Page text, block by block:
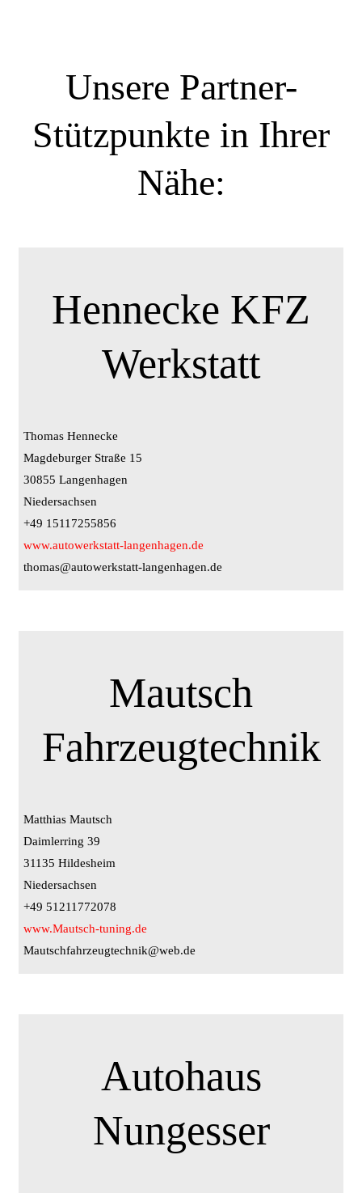
Unsere Partner-
Stützpunkte in Ihrer
Nähe:
Hennecke KFZ
Werkstatt
Thomas Hennecke
Magdeburger Straße 15
30855 Langenhagen
Niedersachsen
+49 15117255856
www.autowerkstatt-langenhagen.de
thomas@autowerkstatt-langenhagen.de
Mautsch
Fahrzeugtechnik
Matthias Mautsch
Daimlerring 39
31135 Hildesheim
Niedersachsen
+49 51211772078
www.Mautsch-tuning.de
Mautschfahrzeugtechnik@web.de
Autohaus
Nungesser